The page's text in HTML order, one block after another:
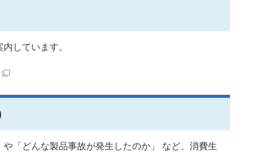
しています。
「どんな製品事故が発生したのか」 など、消費生